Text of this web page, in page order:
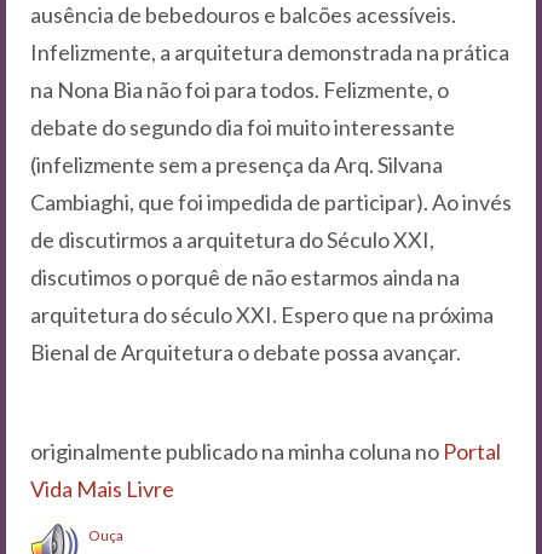
ausência de bebedouros e balcões acessíveis.
Infelizmente, a arquitetura demonstrada na prática
na Nona Bia não foi para todos. Felizmente, o
debate do segundo dia foi muito interessante
(infelizmente sem a presença da Arq. Silvana
Cambiaghi, que foi impedida de participar). Ao invés
de discutirmos a arquitetura do Século XXI,
discutimos o porquê de não estarmos ainda na
arquitetura do século XXI. Espero que na próxima
Bienal de Arquitetura o debate possa avançar.
originalmente publicado na minha coluna no Portal
Vida Mais Livre
Ouça